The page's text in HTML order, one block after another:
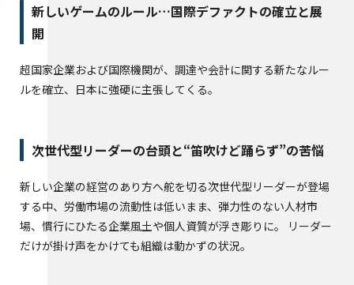
新しいゲームのルール…国際デファクトの確立と展
開
超国家企業および国際機関が、調達や会計に関する新たなルー
ルを確立、日本に強硬に主張してくる。
次世代型リーダーの台頭と“笛吹けど踊らず”の苦悩
新しい企業の経営のあり方へ舵を切る次世代型リーダーが登場
する中、労働市場の流動性は低いまま、弾力性のない人材市
場、慣行にひたる企業風土や個人資質が浮き彫りに。 リーダー
だけが掛け声をかけても組織は動かずの状況。